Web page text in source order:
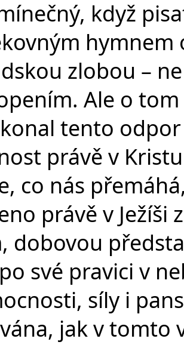
když
hymnem
zlobou –
Ale o
tento
právě v
co nás
právě v Ježíši
dobovou
své pravici v
síly i
jak v tomto